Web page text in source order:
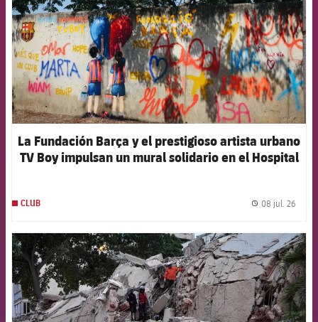
La Fundación Barça y el prestigioso artista urbano
TV Boy impulsan un mural solidario en el Hospital
CLUB 08 jul. 26
FCB Barcelona badge